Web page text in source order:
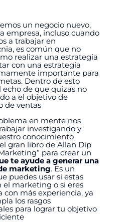
un negocio nuevo,
empresa, incluso cuando
a trabajar en
es común que no
realizar una estrategia
con una estrategia
importante para
Dentro de esto
echo de que quizas no
a el objetivo de
de ventas
en mente nos
investigando y
conocimiento
gran libro de Allan Dip
para crear un
te ayude a generar una
marketing. Es un
puedes usar si estas
el marketing o si eres
con más experiencia, ya
los rasgos
para lograr tu objetivo